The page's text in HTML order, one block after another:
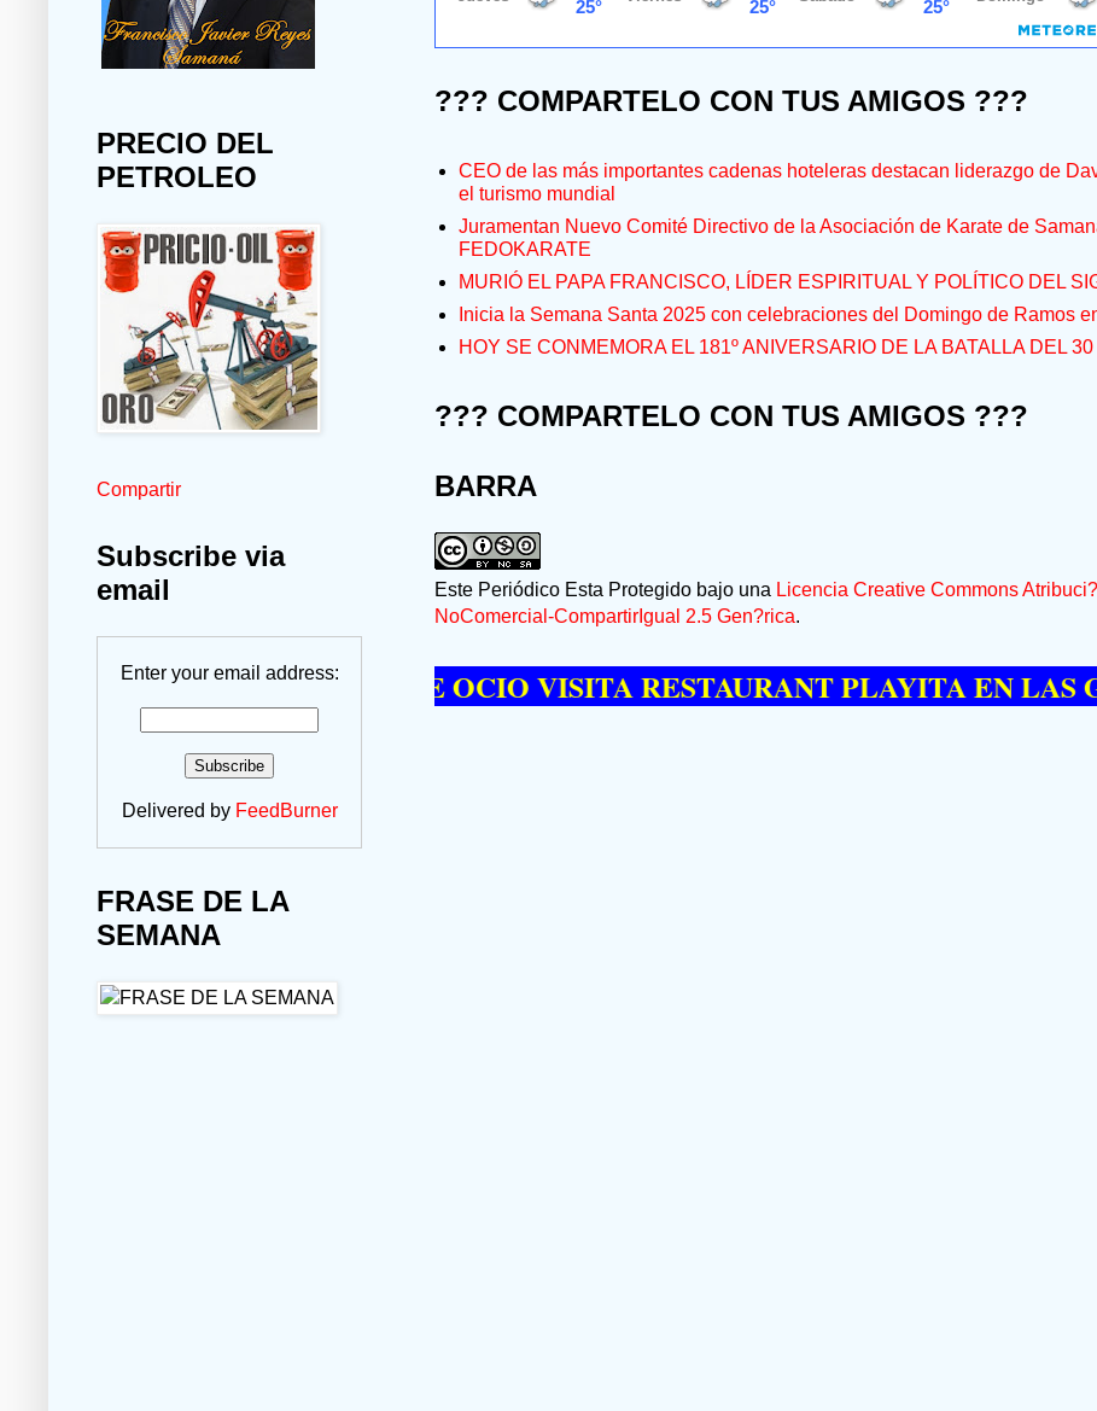
??? COMPARTELO CON TUS AMIGOS ???
CEO de las más importantes cadenas hoteleras destacan liderazgo de
el turismo mundial
Juramentan Nuevo Comité Directivo de la Asociación de Karate de
FEDOKARATE
MURIÓ EL PAPA FRANCISCO, LÍDER ESPIRITUAL Y POLÍTICO DEL
Inicia la Semana Santa 2025 con celebraciones del Domingo de Ramos
HOY SE CONMEMORA EL 181º ANIVERSARIO DE LA BATALLA DEL
??? COMPARTELO CON TUS AMIGOS ???
BARRA
Este Periódico Esta Protegido bajo una Licencia Creative Commons
NoComercial-CompartirIgual 2.5 Gen?rica.
UN MOMENTO DE OCIO VISITA RESTAURANT PLAYITA EN LAS
PRECIO DEL
PETROLEO
Compartir
Subscribe via
email
Enter your email address:
Delivered by FeedBurner
FRASE DE LA
SEMANA